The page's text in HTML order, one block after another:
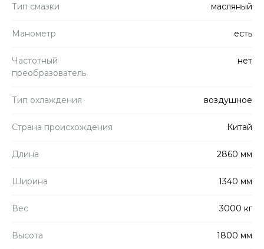
Тип смазки масляный
Манометр есть
Частотный
преобразователь
нет
Тип охлаждения воздушное
Страна происхождения Китай
Длина 2860 мм
Ширина 1340 мм
Вес 3000 кг
Высота 1800 мм